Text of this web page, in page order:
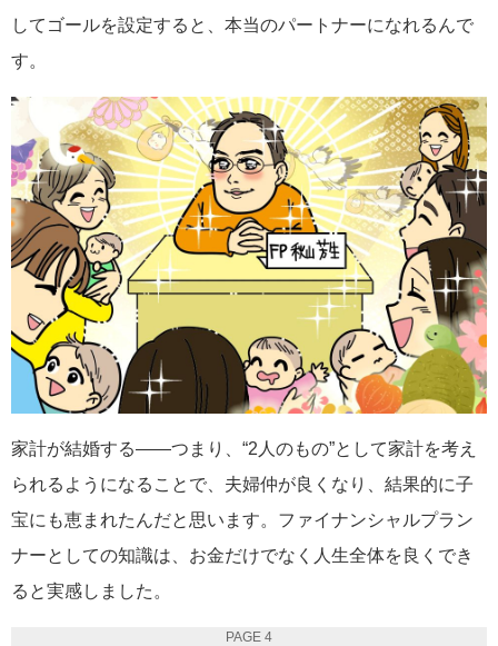
してゴールを設定すると、本当のパートナーになれるんで
す。
家計が結婚する――つまり、“2人のもの”として家計を考え
られるようになることで、夫婦仲が良くなり、結果的に子
宝にも恵まれたんだと思います。ファイナンシャルプラン
ナーとしての知識は、お金だけでなく人生全体を良くでき
ると実感しました。
PAGE 4